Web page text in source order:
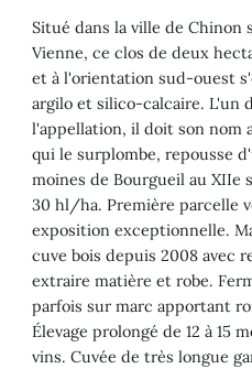
Situé dans la ville de Chinon
Vienne, ce clos de deux
et à l'orientation sud-ouest
argilo et silico-calcaire. L'un
l'appellation, il doit son nom
qui le surplombe, repousse
moines de Bourgueil au XIIe
30 hl/ha. Première parcelle
exposition exceptionnelle.
cuve bois depuis 2008 avec
extraire matière et robe.
parfois sur marc apportant
Élevage prolongé de 12 à 15
vins. Cuvée de très longue